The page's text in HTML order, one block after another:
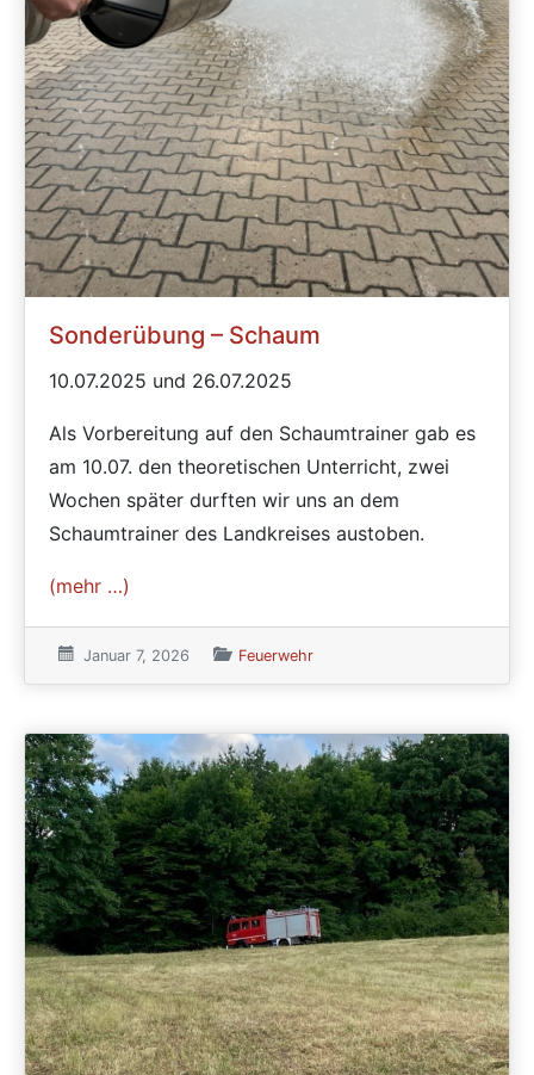
Sonderübung – Schaum
10.07.2025 und 26.07.2025
Als Vorbereitung auf den Schaumtrainer gab es
am 10.07. den theoretischen Unterricht, zwei
Wochen später durften wir uns an dem
Schaumtrainer des Landkreises austoben.
(mehr …)
Veröffentlicht am:
Januar 7, 2026 Veröffentlicht in den Kategorien
Feuerwehr